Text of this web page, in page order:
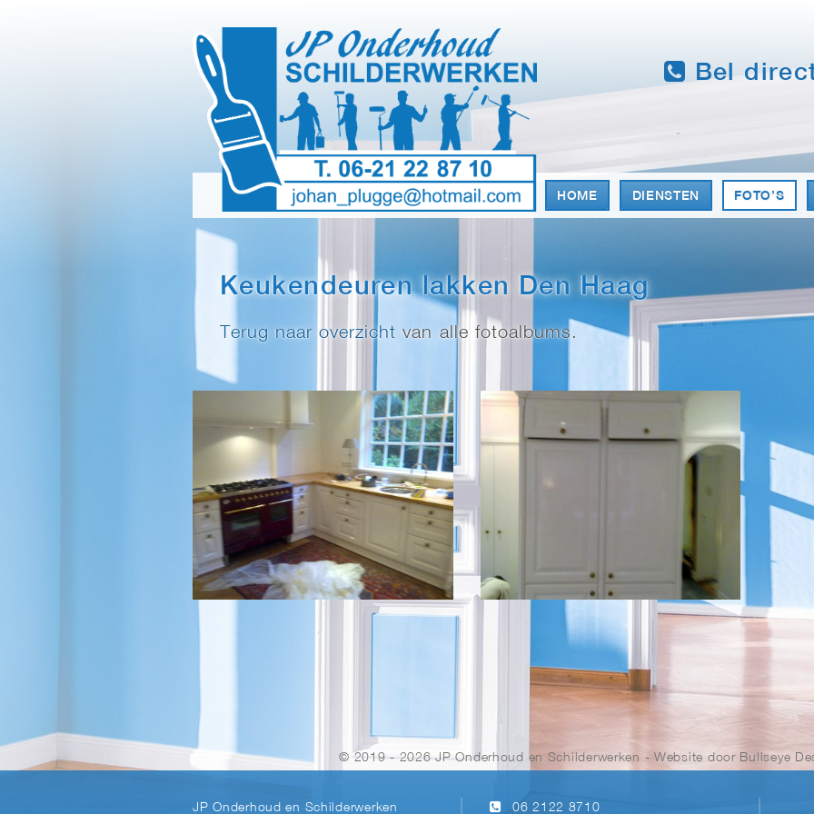
Bel
HOME DIENSTEN FOTO’S
Keukendeuren lakken Den Haag
Terug naar overzicht van alle fotoalbums.
© 2019 - 2026 JP Onderhoud en Schilderwerken - Website door Bullseye
JP Onderhoud en Schilderwerken 06 2122 8710